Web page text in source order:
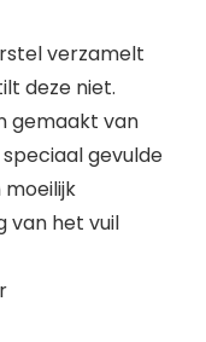
verzamelt
deze niet.
gemaakt van
gevulde
van het vuil